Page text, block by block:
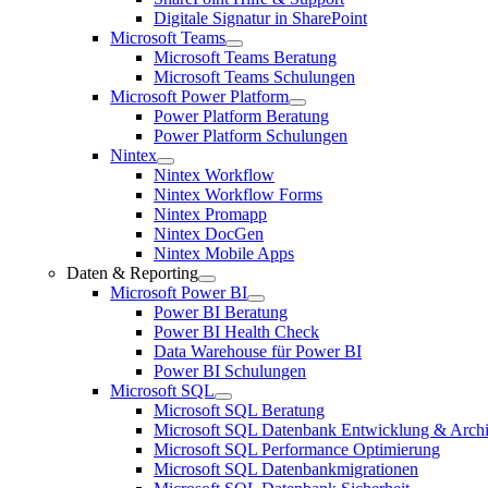
Digitale Signatur in SharePoint
Microsoft Teams
Microsoft Teams Beratung
Microsoft Teams Schulungen
Microsoft Power Platform
Power Platform Beratung
Power Platform Schulungen
Nintex
Nintex Workflow
Nintex Workflow Forms
Nintex Promapp
Nintex DocGen
Nintex Mobile Apps
Daten & Reporting
Microsoft Power BI
Power BI Beratung
Power BI Health Check
Data Warehouse für Power BI
Power BI Schulungen
Microsoft SQL
Microsoft SQL Beratung
Microsoft SQL Datenbank Entwicklung &
Microsoft SQL Performance Optimierung
Microsoft SQL Datenbankmigrationen